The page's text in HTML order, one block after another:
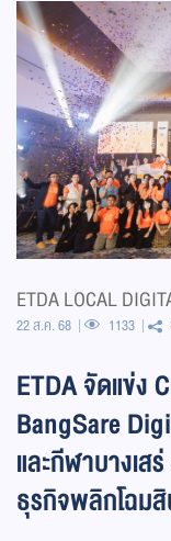
ETDA LOCAL
22 ส.ค. 68 1133
ETDA จัดแข่ง
BangSare
และกีฬาบางเ
ธุรกิจพลิกโฉม